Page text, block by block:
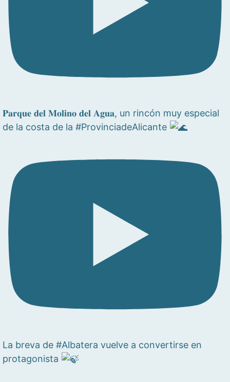
𝐏𝐚𝐫𝐪𝐮𝐞 𝐝𝐞𝐥 𝐌𝐨𝐥𝐢𝐧𝐨 𝐝𝐞𝐥 𝐀𝐠𝐮𝐚, un rincón muy especial
de la costa de la #ProvinciadeAlicante
La breva de #Albatera vuelve a convertirse en
protagonista